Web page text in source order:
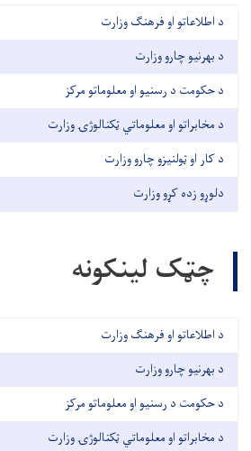
د اطلاعاتو او فرهنګ وزارت
د بهرنیو چارو وزارت
د حکومت د رسنیو او معلوماتو مرکز
د مخابراتو او معلوماتي ټکنالوژۍ وزارت
د کار او ټولنیزو چارو وزارت
دلوړو زده کړو وزارت
چټک لینکونه
د اطلاعاتو او فرهنګ وزارت
د بهرنیو چارو وزارت
د حکومت د رسنیو او معلوماتو مرکز
د مخابراتو او معلوماتي ټکنالوژۍ وزارت